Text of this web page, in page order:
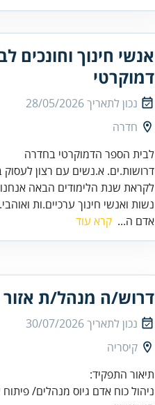
אנשי חינוך וחונכים
דמוקרטי
נכון לתאריך28/05/2026
חדרה
דרושות.ים. א.נשים עם רצון לעסוק
נשות ואנשי חינוך ערכיים.ות
אדם ה... קרא עוד
דרוש/ה מנהל/ת אזור
נכון לתאריך30/07/2026
קיסריה
ניהול כוח אדם גיוס מנהלים/